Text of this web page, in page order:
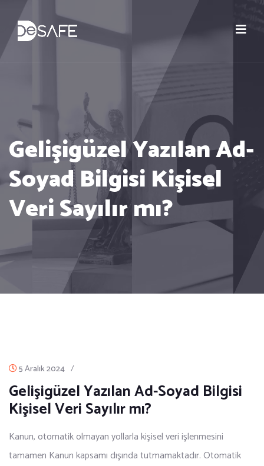
Gelişigüzel Yazılan Ad-
Soyad Bilgisi Kişisel
Veri Sayılır mı?
5 Aralık 2024 /
Gelişigüzel Yazılan Ad-Soyad Bilgisi
Kişisel Veri Sayılır mı?
Kanun, otomatik olmayan yollarla kişisel veri işlenmesini
tamamen Kanun kapsamı dışında tutmamaktadır. Otomatik